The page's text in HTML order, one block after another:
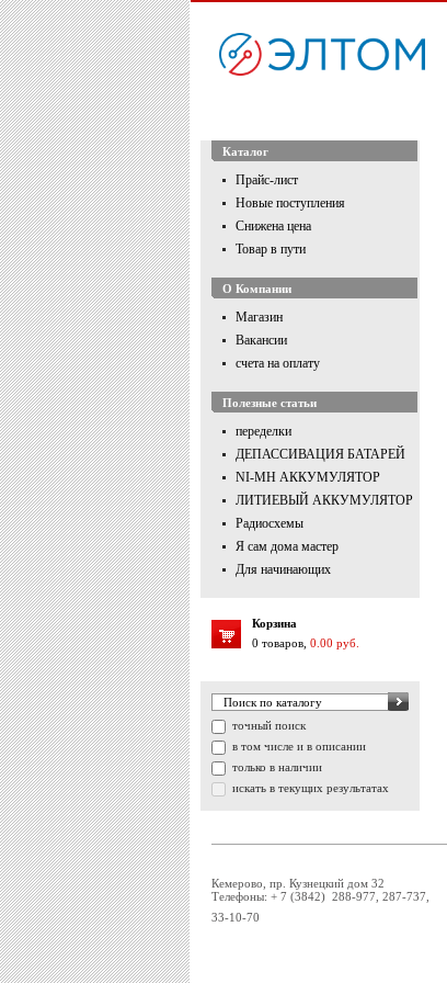
Каталог
Прайс-лист
Новые поступления
Снижена цена
Товар в пути
О Компании
Магазин
Вакансии
счета на оплату
Полезные статьи
переделки
ДЕПАССИВАЦИЯ БАТАРЕЙ
NI-MH АККУМУЛЯТОР
ЛИТИЕВЫЙ АККУМУЛЯТОР
Радиосхемы
Я сам дома мастер
Для начинающих
Корзина
0 товаров, 0.00 руб.
точный поиск
в том числе и в описании
только в наличии
искать в текущих результатах
Кемерово, пр. Кузнецкий дом 32
Телефоны: + 7 (3842) 288-977, 287-737,
33-10-70